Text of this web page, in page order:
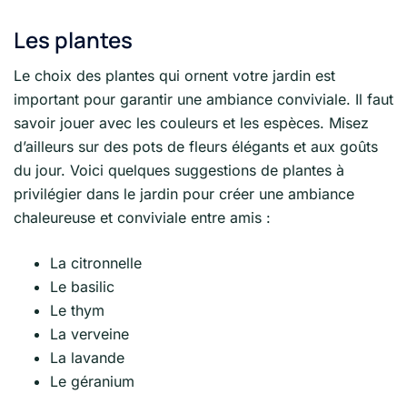
Les plantes
Le choix des plantes qui ornent votre jardin est
important pour garantir une ambiance conviviale. Il faut
savoir jouer avec les couleurs et les espèces. Misez
d’ailleurs sur des pots de fleurs élégants et aux goûts
du jour. Voici quelques suggestions de plantes à
privilégier dans le jardin pour créer une ambiance
chaleureuse et conviviale entre amis :
La citronnelle
Le basilic
Le thym
La verveine
La lavande
Le géranium